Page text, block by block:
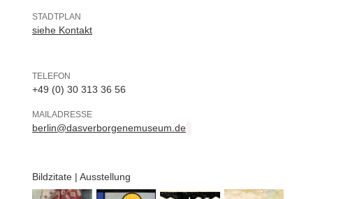
STADTPLAN
siehe Kontakt
TELEFON
+49 (0) 30 313 36 56
MAILADRESSE
berlin@dasverborgenemuseum.de
Bildzitate | Ausstellung